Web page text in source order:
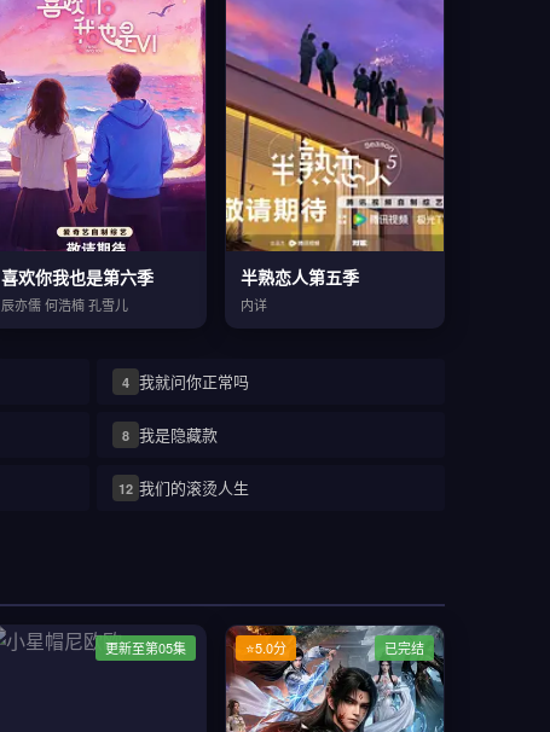
喜欢你我也是第六季
辰亦儒 何浩楠 孔雪儿
半熟恋人第五季
内详
4 我就问你正常吗
8 我是隐藏款
12 我们的滚烫人生
更新至第05集 已完结
⭐5.0分